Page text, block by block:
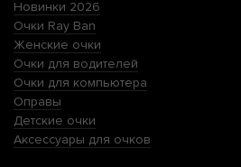
Новинки 2026
Очки Ray Ban
Женские очки
Очки для водителей
Очки для компьютера
Оправы
Детские очки
Аксессуары для очков